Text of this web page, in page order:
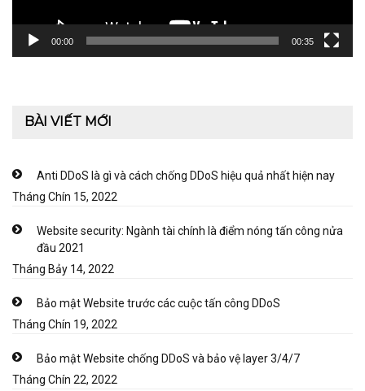
00:00 00:35
BÀI VIẾT MỚI
Anti DDoS là gì và cách chống DDoS hiệu quả nhất hiện nay
Tháng Chín 15, 2022
Website security: Ngành tài chính là điểm nóng tấn công nửa
đầu 2021
Tháng Bảy 14, 2022
Bảo mật Website trước các cuộc tấn công DDoS
Tháng Chín 19, 2022
Bảo mật Website chống DDoS và bảo vệ layer 3/4/7
Tháng Chín 22, 2022